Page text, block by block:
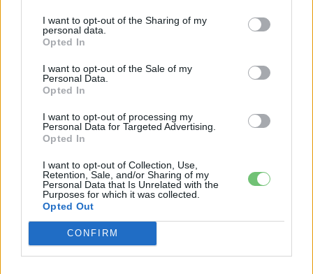
I want to opt-out of the Sharing of my
personal data.
Opted In
I want to opt-out of the Sale of my
Personal Data.
Opted In
I want to opt-out of processing my
Personal Data for Targeted Advertising.
Opted In
I want to opt-out of Collection, Use,
Retention, Sale, and/or Sharing of my
Personal Data that Is Unrelated with the
Purposes for which it was collected.
Opted Out
CONFIRM
Eriqo
Főállásban Informatikus kocka, de lelkében elkötelezett gamer,
KAPCSOLÓDÓ CIKKEK TÖBB A SZERZŐTŐL
Tesla: visszatért a régi árazás a magyar